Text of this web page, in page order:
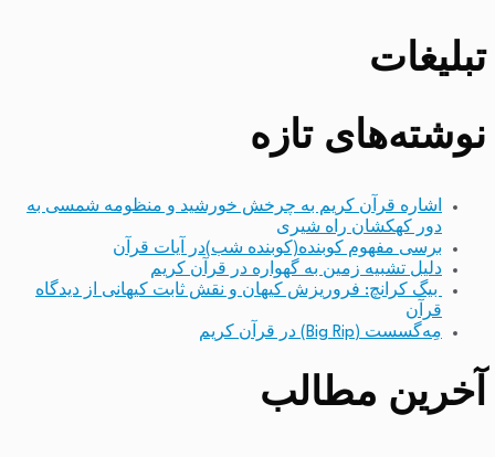
تبلیغات
نوشته‌های تازه
اشاره قرآن کریم به چرخش خورشید و منظومه شمسی به
دور کهکشان راه شیری
برسی مفهوم کوبنده(کوبنده شب)در آیات قرآن
دلیل تشبیه زمین به گهواره در قرآن کریم
بیگ کرانچ: فروریزش کیهان و نقش ثابت کیهانی از دیدگاه
قرآن
مِه‌گسست (Big Rip) در قرآن کریم
آخرین مطالب